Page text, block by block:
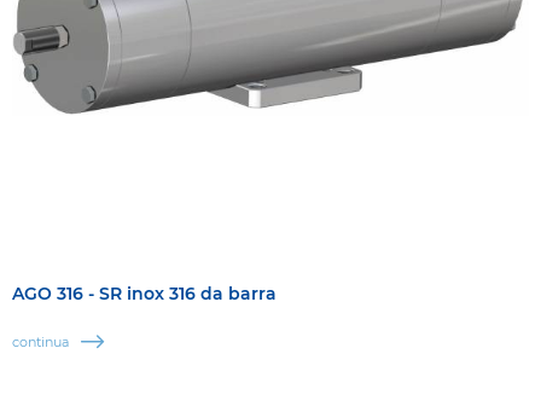
AGO 316 - SR inox 316 da barra
continua